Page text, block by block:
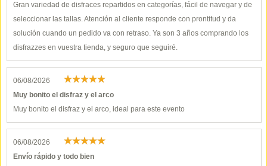
Gran variedad de disfraces repartidos en categorías, fácil de navegar y de
seleccionar las tallas. Atención al cliente responde con prontitud y da
solución cuando un pedido va con retraso. Ya son 3 años comprando los
disfrazzes en vuestra tienda, y seguro que seguiré.
06/08/2026
Muy bonito el disfraz y el arco
Muy bonito el disfraz y el arco, ideal para este evento
06/08/2026
Envío rápido y todo bien